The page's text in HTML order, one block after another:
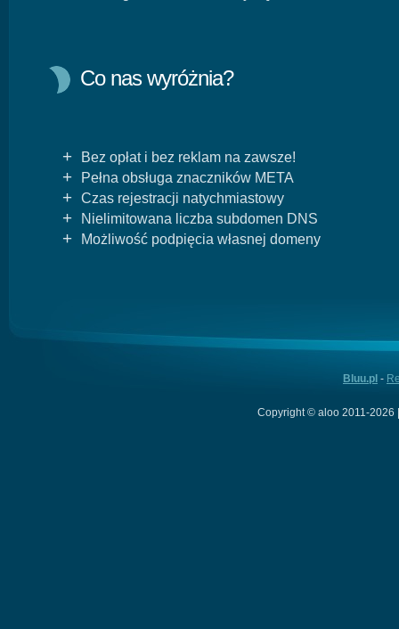
Co nas wyróżnia?
+ Bez opłat i bez reklam na zawsze!
+ Pełna obsługa znaczników META
+ Czas rejestracji natychmiastowy
+ Nielimitowana liczba subdomen DNS
+ Możliwość podpięcia własnej domeny
Bluu.pl -
Copyright © aloo 2011-2026